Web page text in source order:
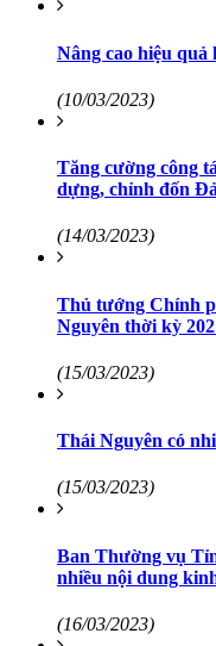
Nâng cao hiệu
(10/03/2023)
Tăng cường công
dựng, chỉnh đốn
(14/03/2023)
Thủ tướng Chính
Nguyên thời kỳ
(15/03/2023)
Thái Nguyên có
(15/03/2023)
Ban Thường vụ
nhiều nội dung
(16/03/2023)